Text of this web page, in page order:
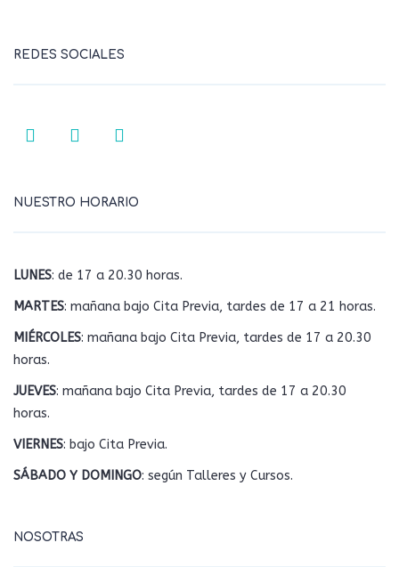
REDES SOCIALES
NUESTRO HORARIO
LUNES: de 17 a 20.30 horas.
MARTES: mañana bajo Cita Previa, tardes de 17 a 21 horas.
MIÉRCOLES: mañana bajo Cita Previa, tardes de 17 a 20.30
horas.
JUEVES: mañana bajo Cita Previa, tardes de 17 a 20.30
horas.
VIERNES: bajo Cita Previa.
SÁBADO Y DOMINGO: según Talleres y Cursos.
NOSOTRAS